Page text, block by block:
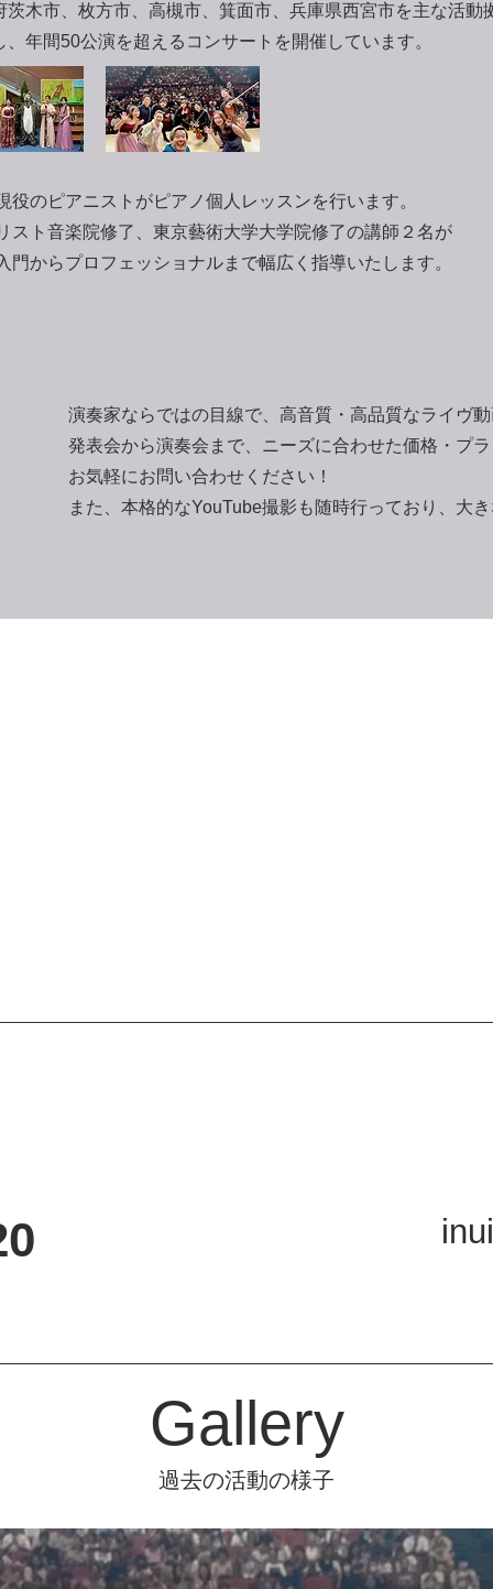
茨木市、枚方市、高槻市、箕面市、兵庫県西宮市を主な活動
、年間50公演を超えるコンサートを開催しています。
役のピアニストがピアノ個人レッスンを行います。
スト音楽院修了、東京藝術大学大学院修了の講師２名が
門からプロフェッショナルまで幅広く指導いたします。
演奏家ならではの目線で、高音質・高品質なライヴ
発表会から演奏会まで、ニーズに合わせた価格・プ
お気軽にお問い合わせください！
また、本格的なYouTube撮影も随時行っており、大
Gallery
過去の活動の様子